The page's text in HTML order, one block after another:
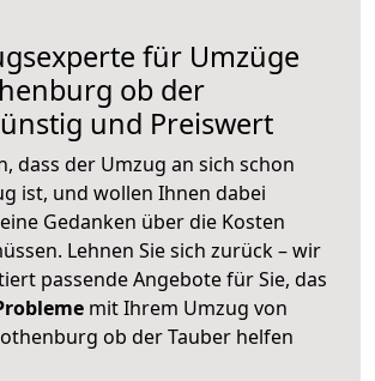
für Umzüge
ob der
und Preiswert
dass der Umzug an sich schon
ist, und wollen Ihnen dabei
Gedanken über die Kosten
Lehnen Sie sich zurück – wir
passende Angebote für Sie, das
mit Ihrem Umzug von
ob der Tauber helfen